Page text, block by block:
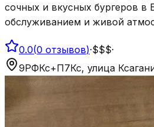
сочных и вкусных бургеров
обслуживанием и живой
0.0(0 отзывов)·$$$·
9РФКс+П7Кс, улица